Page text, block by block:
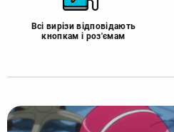
Всі вирізи відповідають
кнопкам і роз'ємам